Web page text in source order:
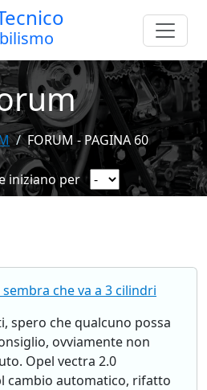
FORUM - PAGINA 60
iniziano per
che va a 3 cilindri
spero che qualcuno possa
ovviamente non
Opel vectra 2.0
cambio automatico, rifatto